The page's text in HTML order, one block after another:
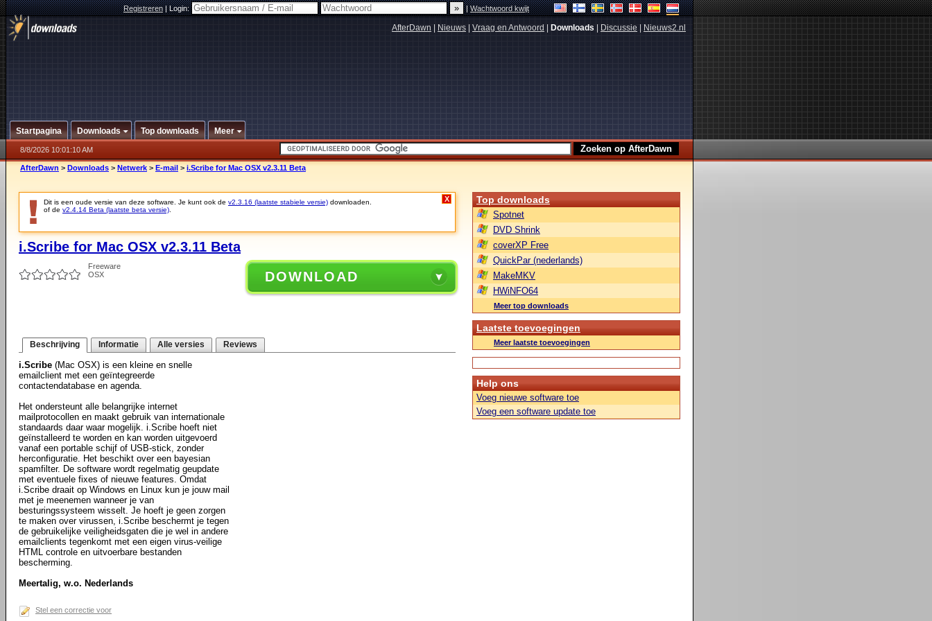
Registreren|Login: |Wachtwoord kwijt
AfterDawn Nieuws Vraag en Antwoord Downloads Discussie Nieuws2.nl
Startpagina Downloads Top downloads Meer
8/8/2026 10:01:10 AM
AfterDawn > Downloads > Netwerk > E-mail > i.Scribe for Mac OSX v2.3.11 Beta
Dit is een oude versie van deze software. Je kunt ook de v2.3.16 (laatste stabiele versie) downloaden.
of de v2.4.14 Beta (laatste beta versie)
X
i.Scribe for Mac OSX v2.3.11 Beta
Freeware
OSX
DOWNLOAD
Beschrijving Informatie Alle versies Reviews
i.Scribe (Mac OSX) is een kleine en snelle
emailclient met een geïntegreerde
contactendatabase en agenda.
Het ondersteunt alle belangrijke internet
mailprotocollen en maakt gebruik van internationale
standaards daar waar mogelijk. i.Scribe hoeft niet
geïnstalleerd te worden en kan worden uitgevoerd
vanaf een portable schijf of USB-stick, zonder
herconfiguratie. Het beschikt over een bayesian
spamfilter. De software wordt regelmatig geupdate
met eventuele fixes of nieuwe features. Omdat
i.Scribe draait op Windows en Linux kun je jouw mail
met je meenemen wanneer je van
besturingssysteem wisselt. Je hoeft je geen zorgen
te maken over virussen, i.Scribe beschermt je tegen
de gebruikelijke veiligheidsgaten die je wel in andere
emailclients tegenkomt met een eigen virus-veilige
HTML controle en uitvoerbare bestanden
bescherming.
Meertalig, w.o. Nederlands
Stel een correctie voor
Top downloads
Spotnet
DVD Shrink
coverXP Free
QuickPar (nederlands)
MakeMKV
HWiNFO64
Meer top downloads
Laatste toevoegingen
Meer laatste toevoegingen
Help ons
Voeg nieuwe software toe
Voeg een software update toe